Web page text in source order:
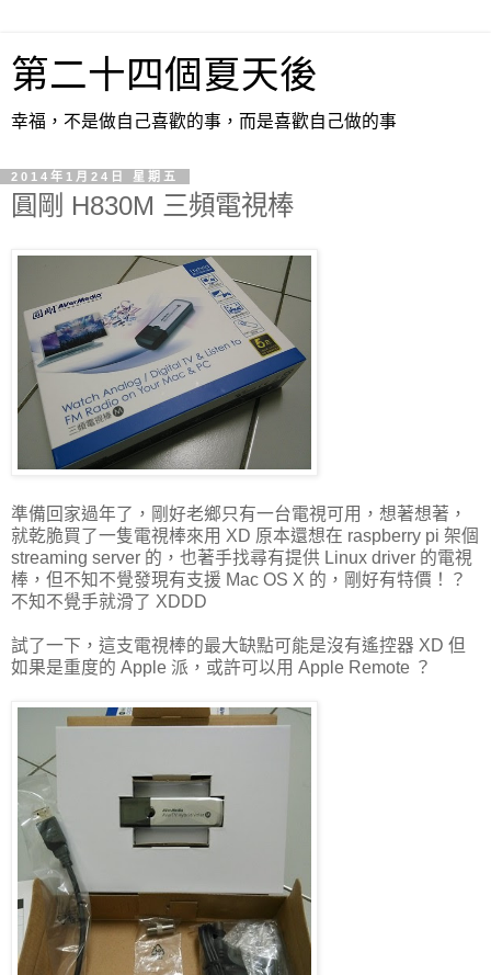
第二十四個夏天後
幸福，不是做自己喜歡的事，而是喜歡自己做的事
2014年1月24日 星期五
圓剛 H830M 三頻電視棒
準備回家過年了，剛好老鄉只有一台電視可用，想著想著，
就乾脆買了一隻電視棒來用 XD 原本還想在 raspberry pi 架個
streaming server 的，也著手找尋有提供 Linux driver 的電視
棒，但不知不覺發現有支援 Mac OS X 的，剛好有特價！？
不知不覺手就滑了 XDDD
試了一下，這支電視棒的最大缺點可能是沒有遙控器 XD 但
如果是重度的 Apple 派，或許可以用 Apple Remote ？